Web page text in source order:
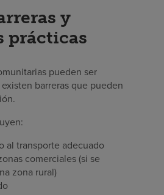
y
prácticas
pueden ser
barreras que pueden
al transporte adecuado
comerciales (si se
zona rural)